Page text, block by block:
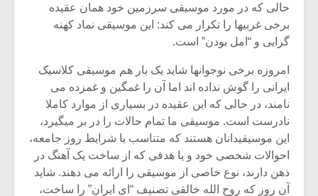
حالی که در مورد موسیقی سرزمین خود همان عقیده
برخی غربیها را تکرار می کند: این موسیقی نماد کهنه
گرایی و “امل بودن” است.
امروزه برخی نوجوانها شاید یک بار هم موسیقی کلاسیک
ایرانی را گوش نداده اند اما آن را غمگین و غمزده می
نامند، در حالی که این عقیده در بسیاری از موارد کاملا
نادرست است. موسیقی ما تمام حالات را در بر میگیرد،
این موسیقیدانان هستند که متناسب با شرایط روز جامعه،
احوالات شخصی خود و یا هدفی که از ساخت یک آهنگ در
ذهن دارند، نوع خاصی از موسیقی را ارائه می دهند. شاید
آن روز که روح الله خالقی تصنیف “ای ایران” را ساخت،